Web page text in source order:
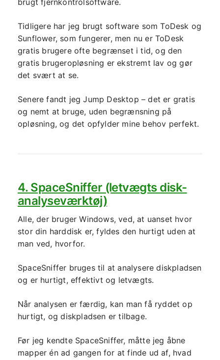
brugt fjernkontrolsoftware.
Tidligere har jeg brugt software som ToDesk og
Sunflower, som fungerer, men nu er ToDesk
gratis brugere ofte begrænset i tid, og den
gratis brugeropløsning er ekstremt lav og gør
det svært at se.
Senere fandt jeg Jump Desktop – det er gratis
og nemt at bruge, uden begrænsning på
opløsning, og det opfylder mine behov perfekt.
4. SpaceSniffer (letvægts disk-
analyseværktøj)
Alle, der bruger Windows, ved, at uanset hvor
stor din harddisk er, fyldes den hurtigt uden at
man ved, hvorfor.
SpaceSniffer bruges til at analysere diskpladsen
og er hurtigt, effektivt og letvægts.
Når analysen er færdig, kan man få ryddet op
hurtigt, og diskpladsen er tilbage.
Før jeg kendte SpaceSniffer, måtte jeg åbne
mapper én ad gangen for at finde ud af, hvad